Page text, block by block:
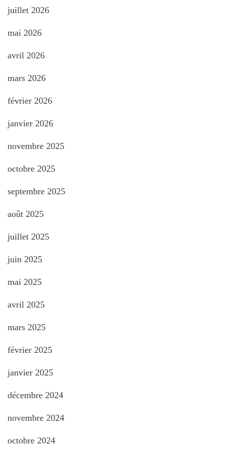
juillet 2026
mai 2026
avril 2026
mars 2026
février 2026
janvier 2026
novembre 2025
octobre 2025
septembre 2025
août 2025
juillet 2025
juin 2025
mai 2025
avril 2025
mars 2025
février 2025
janvier 2025
décembre 2024
novembre 2024
octobre 2024